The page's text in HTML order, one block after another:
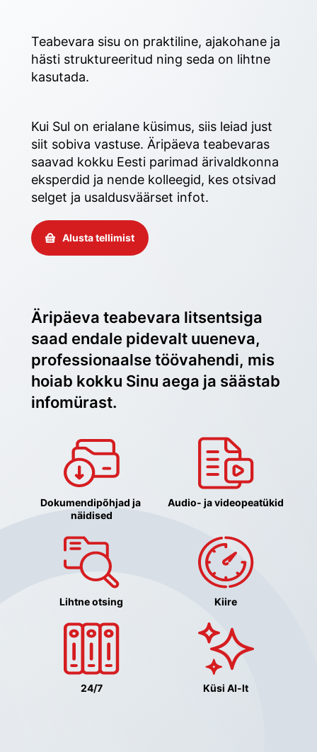
Teabevara sisu on praktiline, ajakohane ja
hästi struktureeritud ning seda on lihtne
kasutada.
Kui Sul on erialane küsimus, siis leiad just
siit sobiva vastuse. Äripäeva teabevaras
saavad kokku Eesti parimad ärivaldkonna
eksperdid ja nende kolleegid, kes otsivad
selget ja usaldusväärset infot.
Alusta tellimist
Äripäeva teabevara litsentsiga
saad endale pidevalt uueneva,
professionaalse töövahendi, mis
hoiab kokku Sinu aega ja säästab
infomürast.
Dokumendipõhjad ja
näidised
Audio- ja videopeatükid
Lihtne otsing Kiire
24/7 Küsi AI-lt